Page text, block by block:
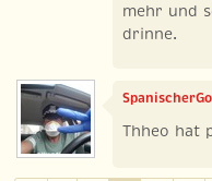
mehr und
drinne.
Thheo hat